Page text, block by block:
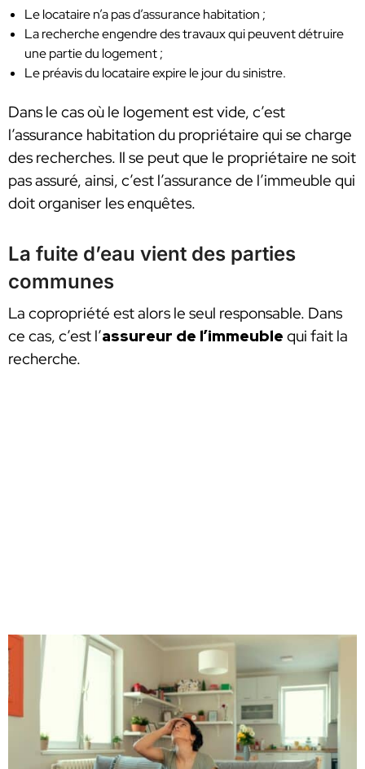
Le locataire n’a pas d’assurance habitation ;
La recherche engendre des travaux qui peuvent détruire
une partie du logement ;
Le préavis du locataire expire le jour du sinistre.
Dans le cas où le logement est vide, c’est
l’assurance habitation du propriétaire qui se charge
des recherches. Il se peut que le propriétaire ne soit
pas assuré, ainsi, c’est l’assurance de l’immeuble qui
doit organiser les enquêtes.
La fuite d’eau vient des parties
communes
La copropriété est alors le seul responsable. Dans
ce cas, c’est l’assureur de l’immeuble qui fait la
recherche.